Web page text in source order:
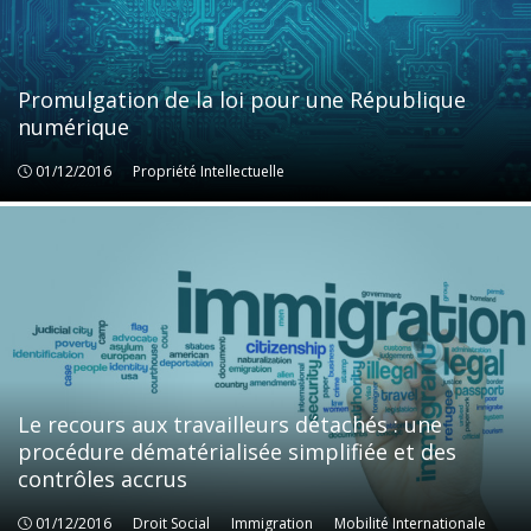
Promulgation de la loi pour une République
numérique
01/12/2016 Propriété Intellectuelle
Propriété Intellectuelle
Le recours aux travailleurs détachés : une
procédure dématérialisée simplifiée et des
contrôles accrus
01/12/2016 Droit Social Immigration Mobilité Internationale
Droit Social Immigration Mobilité Internationale